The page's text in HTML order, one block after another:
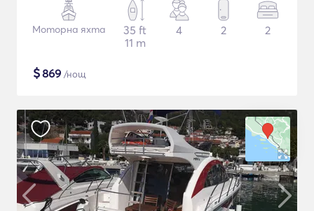
Моторна яхта
35 ft
11 m
4 2 2
$869 /нощ